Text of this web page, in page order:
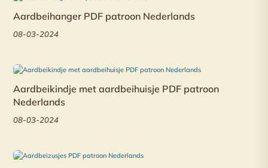
Aardbeihanger PDF patroon Nederlands
08-03-2024
Aardbeikindje met aardbeihuisje PDF patroon
Nederlands
08-03-2024